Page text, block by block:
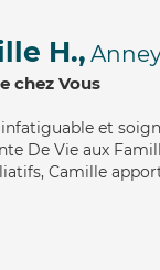
H.,
chez Vous
et
De Vie aux
Camille